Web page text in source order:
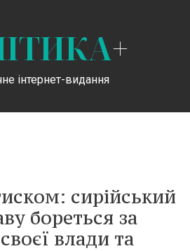
+
інтернет-видання
сирійський
бореться за
влади та